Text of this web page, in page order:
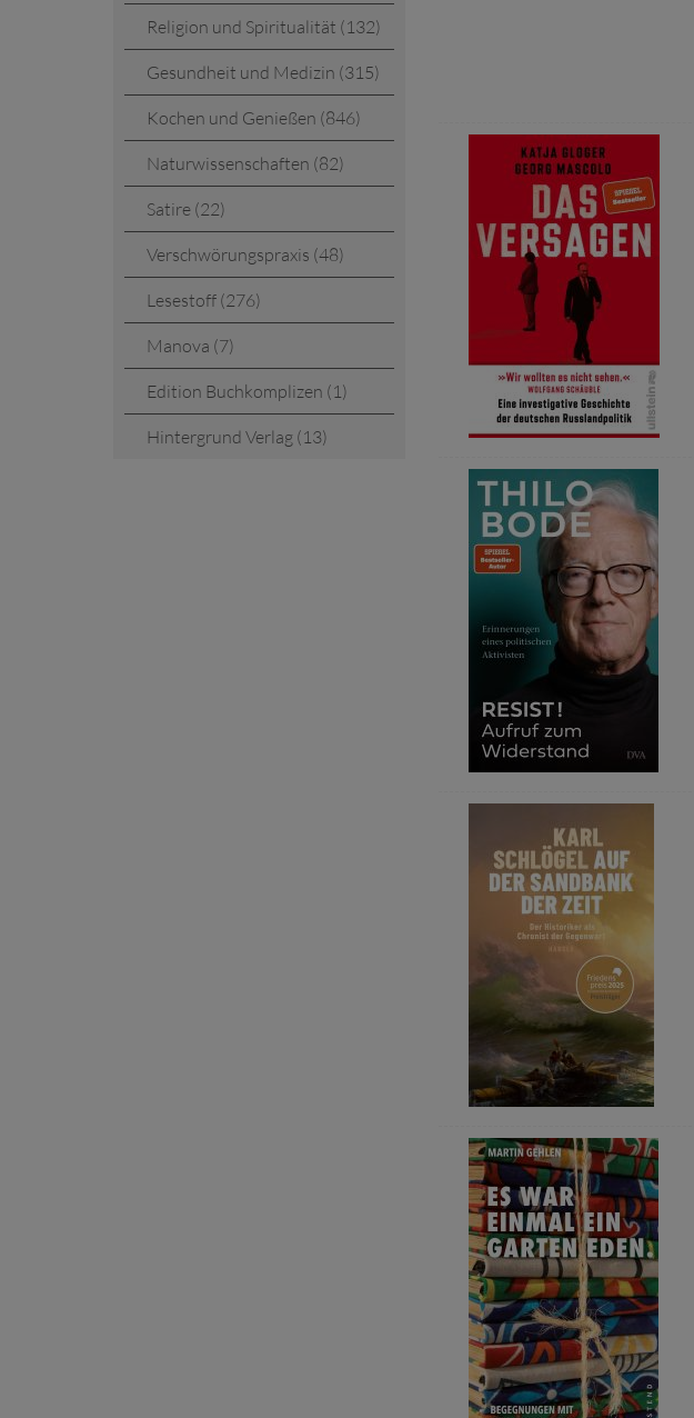
Religion und Spiritualität (132)
Gesundheit und Medizin (315)
Kochen und Genießen (846)
Naturwissenschaften (82)
Satire (22)
Verschwörungspraxis (48)
Lesestoff (276)
Manova (7)
Edition Buchkomplizen (1)
Hintergrund Verlag (13)